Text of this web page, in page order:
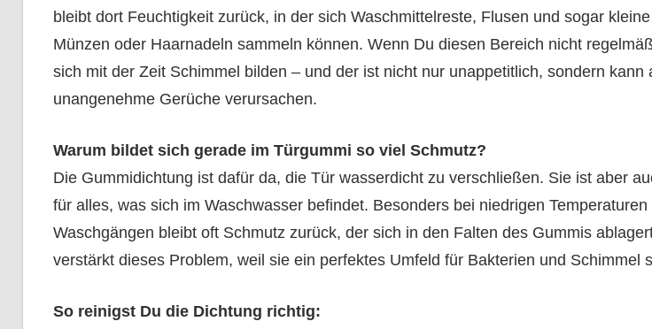
bleibt dort Feuchtigkeit zurück, in der sich Waschmittelreste, Flusen und sogar
Münzen oder Haarnadeln sammeln können. Wenn Du diesen Bereich nicht
sich mit der Zeit Schimmel bilden – und der ist nicht nur unappetitlich, sondern kann
unangenehme Gerüche verursachen.
Warum bildet sich gerade im Türgummi so viel Schmutz?
Die Gummidichtung ist dafür da, die Tür wasserdicht zu verschließen. Sie ist aber
für alles, was sich im Waschwasser befindet. Besonders bei niedrigen Temperaturen
Waschgängen bleibt oft Schmutz zurück, der sich in den Falten des Gummis
verstärkt dieses Problem, weil sie ein perfektes Umfeld für Bakterien und Schimmel
So reinigst Du die Dichtung richtig: